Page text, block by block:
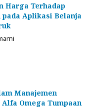
Harga Terhadap
Aplikasi Belanja
Manajemen
Omega Tumpaan